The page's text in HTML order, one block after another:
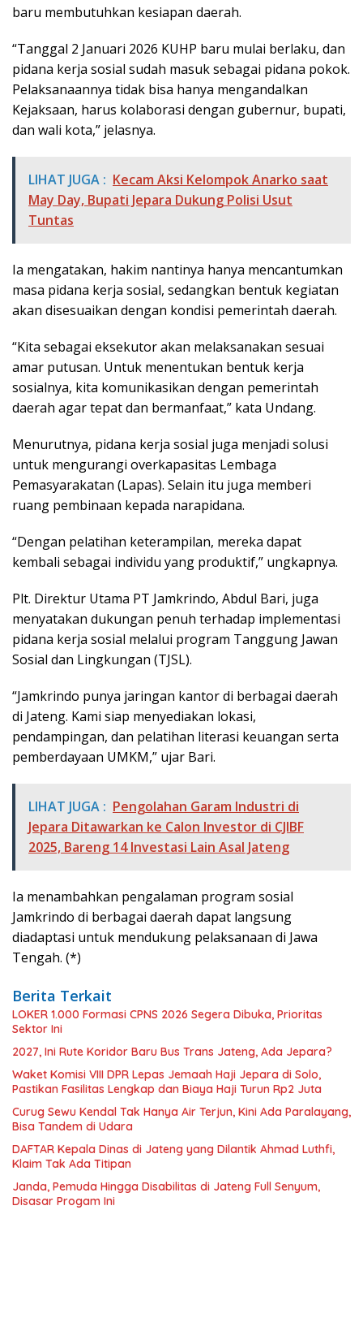
baru membutuhkan kesiapan daerah.
“Tanggal 2 Januari 2026 KUHP baru mulai berlaku, dan
pidana kerja sosial sudah masuk sebagai pidana pokok.
Pelaksanaannya tidak bisa hanya mengandalkan
Kejaksaan, harus kolaborasi dengan gubernur, bupati,
dan wali kota,” jelasnya.
LIHAT JUGA : Kecam Aksi Kelompok Anarko saat
May Day, Bupati Jepara Dukung Polisi Usut
Tuntas
Ia mengatakan, hakim nantinya hanya mencantumkan
masa pidana kerja sosial, sedangkan bentuk kegiatan
akan disesuaikan dengan kondisi pemerintah daerah.
“Kita sebagai eksekutor akan melaksanakan sesuai
amar putusan. Untuk menentukan bentuk kerja
sosialnya, kita komunikasikan dengan pemerintah
daerah agar tepat dan bermanfaat,” kata Undang.
Menurutnya, pidana kerja sosial juga menjadi solusi
untuk mengurangi overkapasitas Lembaga
Pemasyarakatan (Lapas). Selain itu juga memberi
ruang pembinaan kepada narapidana.
“Dengan pelatihan keterampilan, mereka dapat
kembali sebagai individu yang produktif,” ungkapnya.
Plt. Direktur Utama PT Jamkrindo, Abdul Bari, juga
menyatakan dukungan penuh terhadap implementasi
pidana kerja sosial melalui program Tanggung Jawan
Sosial dan Lingkungan (TJSL).
“Jamkrindo punya jaringan kantor di berbagai daerah
di Jateng. Kami siap menyediakan lokasi,
pendampingan, dan pelatihan literasi keuangan serta
pemberdayaan UMKM,” ujar Bari.
LIHAT JUGA : Pengolahan Garam Industri di
Jepara Ditawarkan ke Calon Investor di CJIBF
2025, Bareng 14 Investasi Lain Asal Jateng
Ia menambahkan pengalaman program sosial
Jamkrindo di berbagai daerah dapat langsung
diadaptasi untuk mendukung pelaksanaan di Jawa
Tengah. (*)
Berita Terkait
LOKER 1.000 Formasi CPNS 2026 Segera Dibuka, Prioritas
Sektor Ini
2027, Ini Rute Koridor Baru Bus Trans Jateng, Ada Jepara?
Waket Komisi VIII DPR Lepas Jemaah Haji Jepara di Solo,
Pastikan Fasilitas Lengkap dan Biaya Haji Turun Rp2 Juta
Curug Sewu Kendal Tak Hanya Air Terjun, Kini Ada Paralayang,
Bisa Tandem di Udara
DAFTAR Kepala Dinas di Jateng yang Dilantik Ahmad Luthfi,
Klaim Tak Ada Titipan
Janda, Pemuda Hingga Disabilitas di Jateng Full Senyum,
Disasar Progam Ini